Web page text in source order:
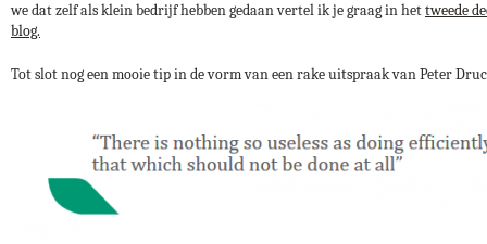
we dat zelf als klein bedrijf hebben gedaan vertel ik je graag in hettweede
blog.
Tot slot nog een mooie tip in de vorm van een rake uitspraak van Peter